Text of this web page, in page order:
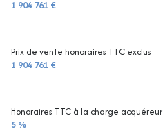
1 904 761 €
Prix de vente honoraires TTC exclus
1 904 761 €
Honoraires TTC à la charge acquéreur
5 %